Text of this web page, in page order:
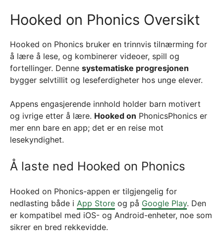
Hooked on Phonics Oversikt
Hooked on Phonics bruker en trinnvis tilnærming for
å lære å lese, og kombinerer videoer, spill og
fortellinger. Denne systematiske progresjonen
bygger selvtillit og leseferdigheter hos unge elever.
Appens engasjerende innhold holder barn motivert
og ivrige etter å lære. Hooked on PhonicsPhonics er
mer enn bare en app; det er en reise mot
lesekyndighet.
Å laste ned Hooked on Phonics
Hooked on Phonics-appen er tilgjengelig for
nedlasting både i App Store og på Google Play. Den
er kompatibel med iOS- og Android-enheter, noe som
sikrer en bred rekkevidde.